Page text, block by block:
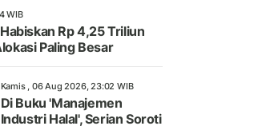
WIB
Rp 4,25 Triliun
Paling Besar
Kamis , 06 Aug 2026, 23:02 WIB
Di Buku 'Manajemen
Industri Halal', Serian Soroti